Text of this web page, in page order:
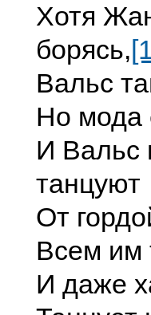
Хотя
борясь,
Вальс
Но мода
И Вальс
танцуют
От
Всем им
И даже